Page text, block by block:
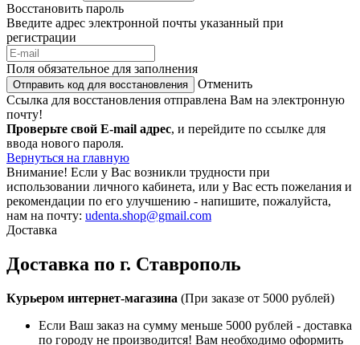
Восстановить пароль
Введите адрес электронной почты указанный при
регистрации
Поля обязательное для заполнения
Отправить код для восстановления
Отменить
Ссылка для восстановления отправлена Вам на электронную
почту!
Проверьте свой E-mail адрес, и перейдите по ссылке для
ввода нового пароля.
Вернуться на главную
Внимание! Если у Вас возникли трудности при
использовании личного кабинета, или у Вас есть пожелания и
рекомендации по его улучшению - напишите, пожалуйста,
нам на почту: udenta.shop@gmail.com
Доставка
Доставка по г. Ставрополь
Курьером интернет-магазина (При заказе от 5000 рублей)
Если Ваш заказ на сумму меньше 5000 рублей - доставка
по городу не производится! Вам необходимо оформить